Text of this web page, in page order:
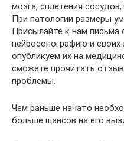
мозга, сплетения
При патологии размеры
Присылайте к нам письма
нейросонографию и
опубликуем их на
сможете прочитать
проблемы.
Чем раньше начато
больше шансов на его